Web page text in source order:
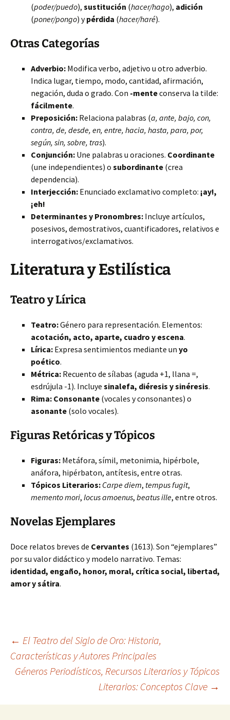
(poder/puedo), sustitución (hacer/hago), adición
(poner/pongo) ypérdida (hacer/haré).
Otras Categorías
Adverbio: Modifica verbo, adjetivo u otro adverbio.
Indica lugar, tiempo, modo, cantidad, afirmación,
negación, duda o grado. Con -menteconserva la tilde:
fácilmente.
Preposición: Relaciona palabras (a, ante, bajo, con,
contra, de, desde, en, entre, hacia, hasta, para, por,
según, sin, sobre, tras).
Conjunción: Une palabras u oraciones. Coordinante
(une independientes) o subordinante (crea
dependencia).
Interjección: Enunciado exclamativo completo: ¡ay!,
¡eh!
Determinantes y Pronombres: Incluye artículos,
posesivos, demostrativos, cuantificadores, relativos e
interrogativos/exclamativos.
Literatura y Estilística
Teatro y Lírica
Teatro:Género para representación. Elementos:
acotación, acto, aparte, cuadro y escena.
Lírica: Expresa sentimientos mediante un yo
poético.
Métrica: Recuento de sílabas (aguda +1, llana =,
esdrújula -1). Incluye sinalefa, diéresis y sinéresis.
Rima: Consonante (vocales y consonantes) o
asonante (solo vocales).
Figuras Retóricas y Tópicos
Figuras: Metáfora, símil, metonimia, hipérbole,
anáfora, hipérbaton, antítesis, entre otras.
Tópicos Literarios: Carpe diem, tempus fugit,
memento mori, locus amoenus, beatus ille, entre otros.
Novelas Ejemplares
Doce relatos breves de Cervantes (1613). Son “ejemplares”
por su valor didáctico y modelo narrativo. Temas:
identidad, engaño, honor, moral, crítica social, libertad,
amor y sátira.
Navegación
de
entradas
← El Teatro del Siglo de Oro: Historia,
Características y Autores Principales
Géneros Periodísticos, Recursos Literarios y Tópicos
Literarios: Conceptos Clave →